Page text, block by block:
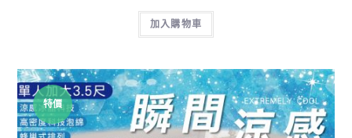
加入購物車
特價